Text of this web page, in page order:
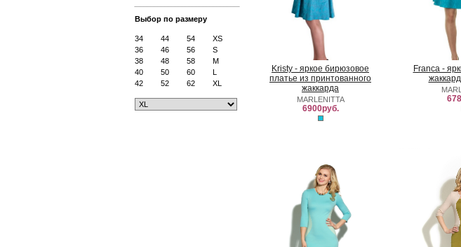
Выбор по размеру
34 44 54
XS
36
46 56
S
38
48 58
M
40
50 60
L
42
52 62 XL
Kristy - яркое бирюзовое
платье из принтованного
жаккарда
MARLENITTA
6900руб.
Franca -